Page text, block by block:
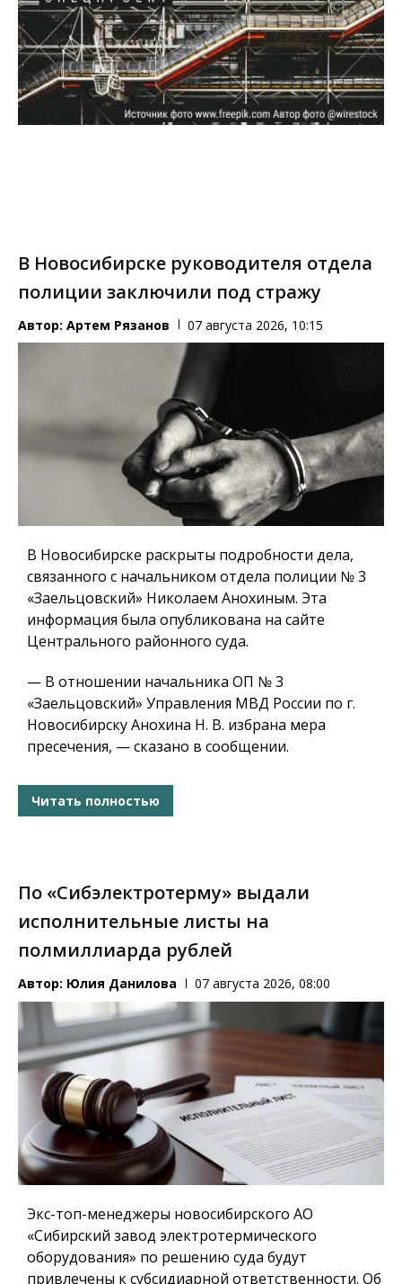
В Новосибирске руководителя отдела
полиции заключили под стражу
Автор: Артем Рязанов 07 августа 2026, 10:15
В Новосибирске раскрыты подробности дела,
связанного с начальником отдела полиции № 3
«Заельцовский» Николаем Анохиным. Эта
информация была опубликована на сайте
Центрального районного суда.
— В отношении начальника ОП № 3
«Заельцовский» Управления МВД России по г.
Новосибирску Анохина Н. В. избрана мера
пресечения, — сказано в сообщении.
Читать полностью
По «Сибэлектротерму» выдали
исполнительные листы на
полмиллиарда рублей
Автор: Юлия Данилова 07 августа 2026, 08:00
Экс-топ-менеджеры новосибирского АО
«Сибирский завод электротермического
оборудования» по решению суда будут
привлечены к субсидиарной ответственности. Об